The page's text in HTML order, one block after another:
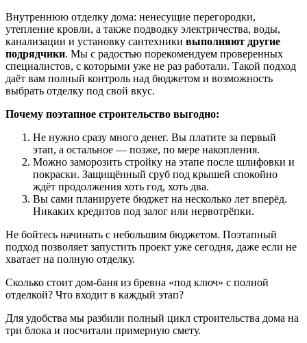
Внутреннюю отделку дома: ненесущие перегородки,
утепление кровли, а также подводку электричества, воды,
канализации и установку сантехники выполняют другие
подрядчики. Мы с радостью порекомендуем проверенных
специалистов, с которыми уже не раз работали. Такой подход
даёт вам полный контроль над бюджетом и возможность
выбрать отделку под свой вкус.
Почему поэтапное строительство выгодно:
Не нужно сразу много денег. Вы платите за первый
этап, а остальное — позже, по мере накопления.
Можно заморозить стройку на этапе после шлифовки и
покраски. Защищённый сруб под крышей спокойно
ждёт продолжения хоть год, хоть два.
Вы сами планируете бюджет на несколько лет вперёд.
Никаких кредитов под залог или нервотрёпки.
Не бойтесь начинать с небольшим бюджетом. Поэтапный
подход позволяет запустить проект уже сегодня, даже если не
хватает на полную отделку.
Сколько стоит дом-баня из бревна «под ключ» с полной
отделкой? Что входит в каждый этап?
Для удобства мы разбили полный цикл строительства дома на
три блока и посчитали примерную смету.